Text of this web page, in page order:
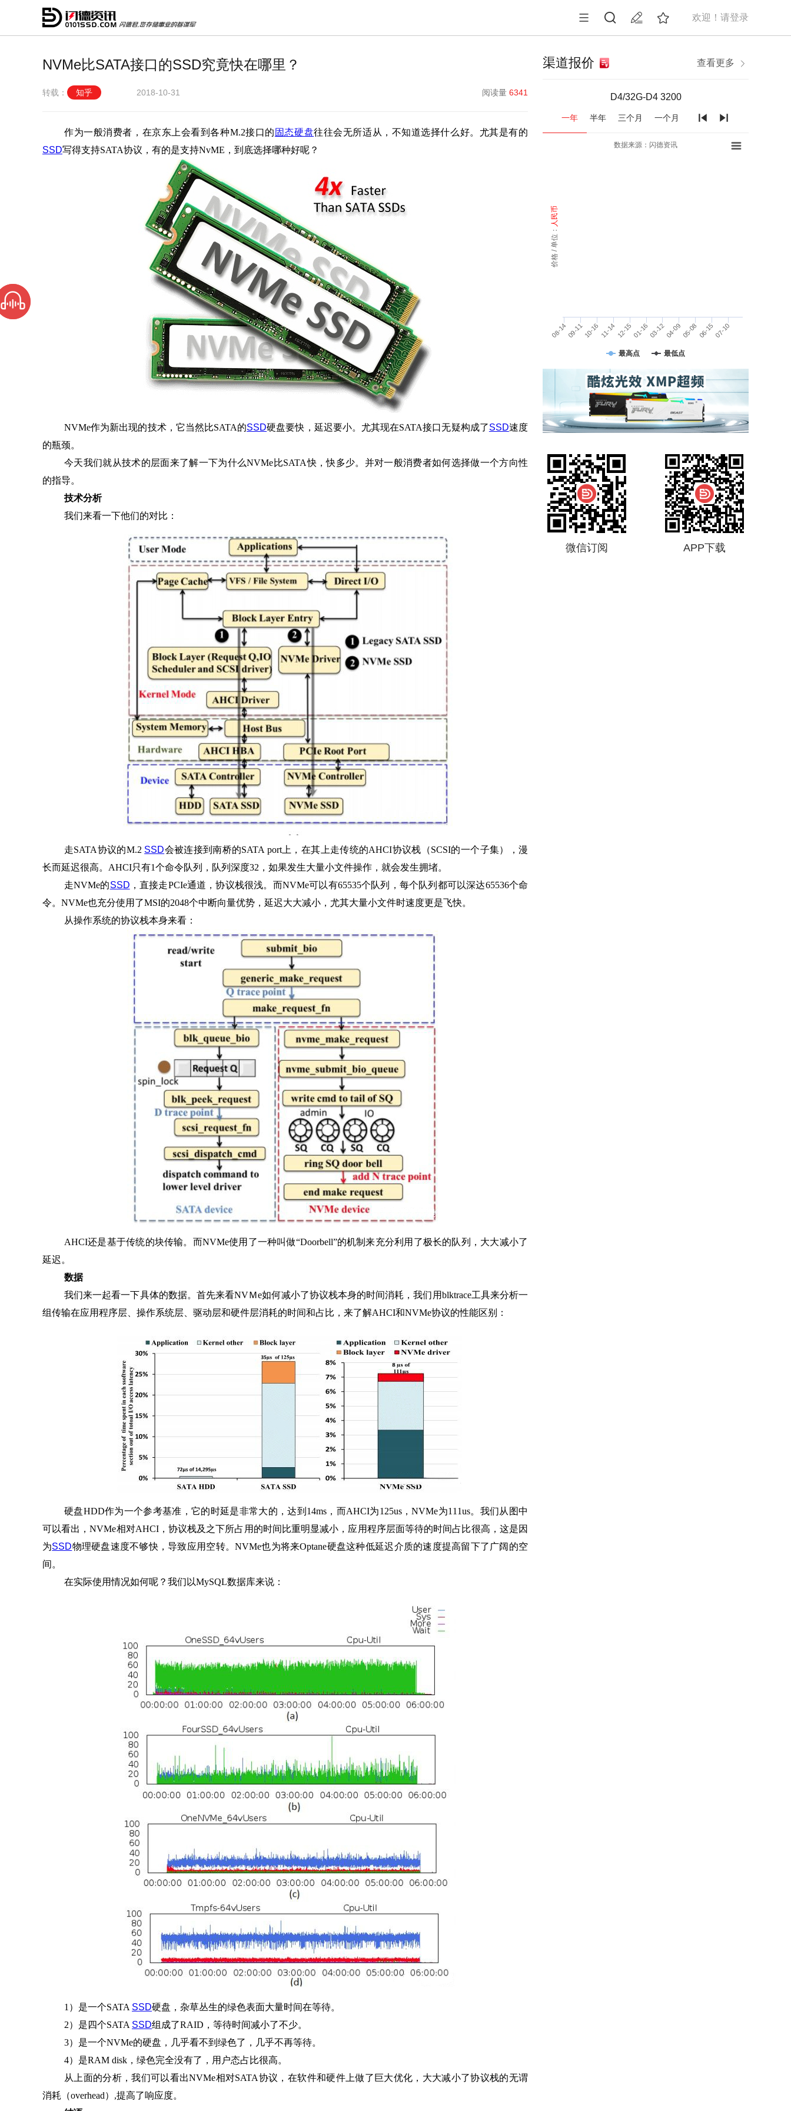
欢迎！请登录
NVMe比SATA接口的SSD究竟快在哪里？
转载： 知乎 2018-10-31 阅读量 6341
作为一般消费者，在京东上会看到各种M.2接口的 固态硬盘往往会无所适从，不知道选择什么好。尤其是有的
SSD写得支持SATA协议，有的是支持NvME，到底选择哪种好呢？
NVMe作为新出现的技术，它当然比SATA的SSD硬盘要快，延迟要小。尤其现在SATA接口无疑构成了SSD速度
的瓶颈。
今天我们就从技术的层面来了解一下为什么NVMe比SATA快，快多少。并对一般消费者如何选择做一个方向性
的指导。
技术分析
我们来看一下他们的对比：
走SATA协议的M.2 SSD会被连接到南桥的SATA port上，在其上走传统的AHCI协议栈（SCSI的一个子集），漫
长而延迟很高。AHCI只有1个命令队列，队列深度32，如果发生大量小文件操作，就会发生拥堵。
走NVMe的SSD ，直接走PCIe通道，协议栈很浅。而NVMe可以有65535个队列，每个队列都可以深达65536个命
令。NVMe也充分使用了MSI的2048个中断向量优势，延迟大大减小，尤其大量小文件时速度更是飞快。
从操作系统的协议栈本身来看：
AHCI还是基于传统的块传输。而NVMe使用了一种叫做“Doorbell”的机制来充分利用了极长的队列，大大减小了
延迟。
数据
我们来一起看一下具体的数据。首先来看NVＭe如何减小了协议栈本身的时间消耗，我们用blktrace工具来分析一
组传输在应用程序层、操作系统层、驱动层和硬件层消耗的时间和占比，来了解AHCI和NVMe协议的性能区别：
硬盘HDD作为一个参考基准，它的时延是非常大的，达到14ms，而AHCI为125us，NVMe为111us。我们从图中
可以看出，NVMe相对AHCI，协议栈及之下所占用的时间比重明显减小，应用程序层面等待的时间占比很高，这是因
为SSD物理硬盘速度不够快，导致应用空转。NVMe也为将来Optane硬盘这种低延迟介质的速度提高留下了广阔的空
间。
在实际使用情况如何呢？我们以MySQL数据库来说：
1）是一个SATA SSD硬盘，杂草丛生的绿色表面大量时间在等待。
2）是四个SATA SSD组成了RAID，等待时间减小了不少。
3）是一个NVMe的硬盘，几乎看不到绿色了，几乎不再等待。
4）是RAM disk，绿色完全没有了，用户态占比很高。
从上面的分析，我们可以看出NVMe相对SATA协议，在软件和硬件上做了巨大优化，大大减小了协议栈的无谓
消耗（overhead）,提高了响应度。
渠道报价 查看更多
D4/32G-D4 3200
一年 半年 三个月 一个月
价格 / 单位：
人民币
数据来源：闪德资讯
08-1409-1110-16 11-14 12-1501-1603-1204-0905-08 06-1507-10
最高点 最低点
微信订阅 APP下载